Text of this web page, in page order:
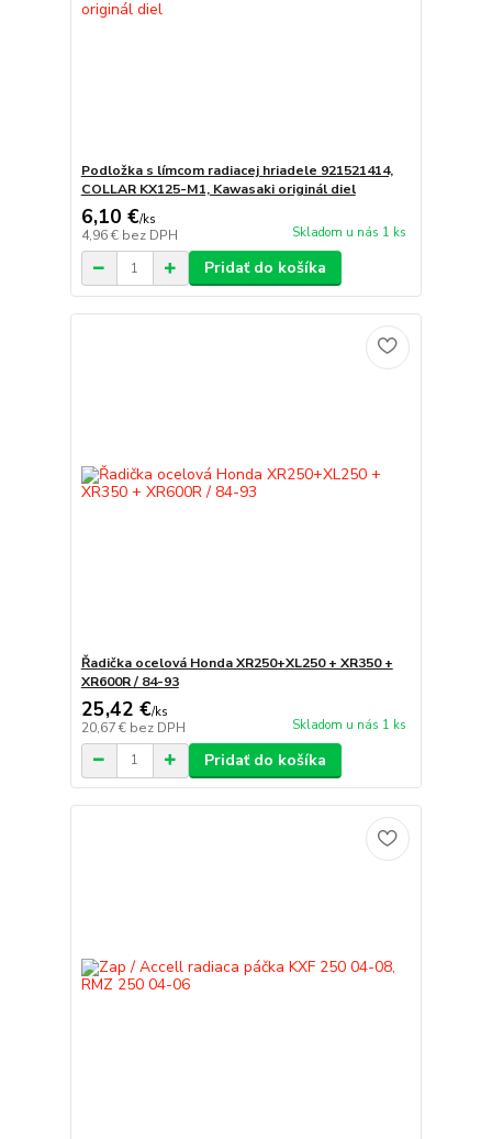
Podložka s límcom radiacej hriadele 921521414,
COLLAR KX125-M1, Kawasaki originál diel
6,10 €/ks
4,96 € bez DPH Skladom u nás 1 ks
Pridať do košíka
Řadička ocelová Honda XR250+XL250 + XR350 +
XR600R / 84-93
25,42 €/ks
20,67 € bez DPH Skladom u nás 1 ks
Pridať do košíka